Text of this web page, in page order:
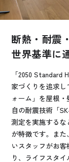
お役立
プライバシー
断熱・耐震
世界基準に
「2050 Standard
家づくりを追求
ォーム」を屋根
自の耐震技術「
測定を実施する
が特徴です。ま
いスタッフがお
り、ライフスタ